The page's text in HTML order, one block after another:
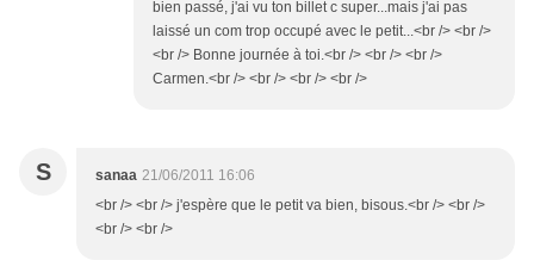
bien passé, j'ai vu ton billet c super...mais j'ai pas
laissé un com trop occupé avec le petit...<br /> <br />
<br /> Bonne journée à toi.<br /> <br /> <br />
Carmen.<br /> <br /> <br /> <br />
S sanaa 21/06/2011 16:06
<br /> <br /> j'espère que le petit va bien, bisous.<br /> <br />
<br /> <br />